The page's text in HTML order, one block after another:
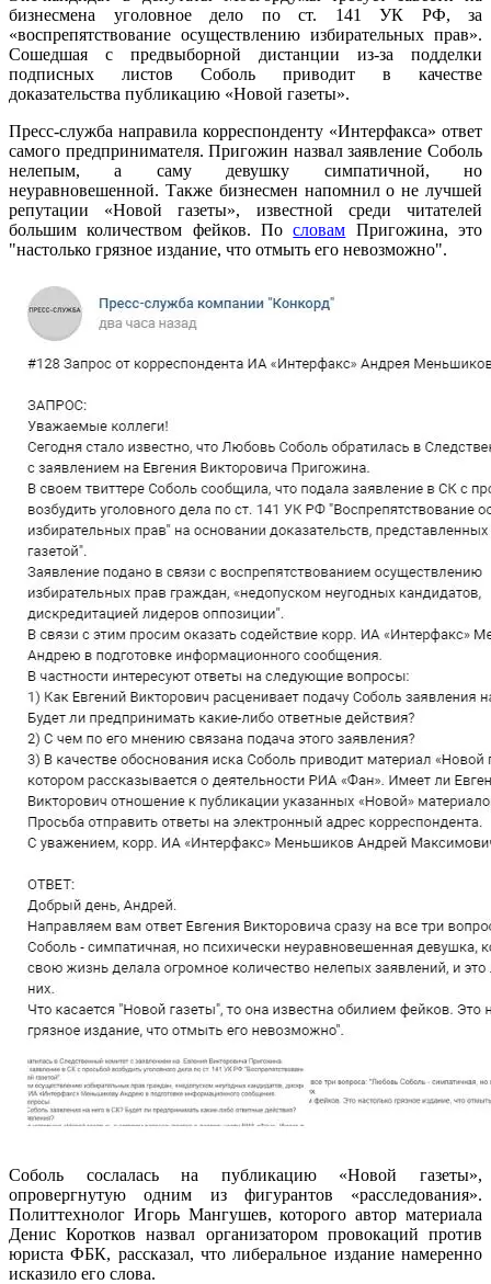
бизнесмена уголовное дело по ст. 141 УК РФ, за
«воспрепятствование осуществлению избирательных прав».
Сошедшая с предвыборной дистанции из-за подделки
подписных листов Соболь приводит в качестве
доказательства публикацию «Новой газеты».
Пресс-служба направила корреспонденту «Интерфакса» ответ
самого предпринимателя. Пригожин назвал заявление Соболь
нелепым, а саму девушку симпатичной, но
неуравновешенной. Также бизнесмен напомнил о не лучшей
репутации «Новой газеты», известной среди читателей
большим количеством фейков. Пословам Пригожина, это
"настолько грязное издание, что отмыть его невозможно".
Соболь сослалась на публикацию «Новой газеты»,
опровергнутую одним из фигурантов «расследования».
Политтехнолог Игорь Мангушев, которого автор материала
Денис Коротков назвал организатором провокаций против
юриста ФБК, рассказал, что либеральное издание намеренно
исказило его слова.